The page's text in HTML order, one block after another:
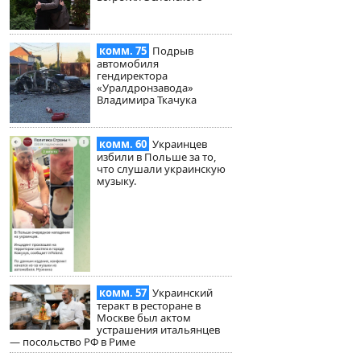
комм. 75 Подрыв
автомобиля
гендиректора
«Уралдронзавода»
Владимира Ткачука
комм. 60 Украинцев
избили в Польше за то,
что слушали украинскую
музыку.
комм. 57 Украинский
теракт в ресторане в
Москве был актом
устрашения итальянцев
— посольство РФ в Риме